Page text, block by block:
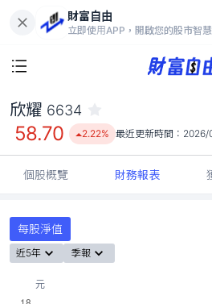
財富自由
立即使用APP，開啟您的股市智慧
58.70
2.22%
欣耀 6634
58.70 2.22% 最近更新時間： 2026/
個股概覽 財務報表
每股淨值
近5年 季報